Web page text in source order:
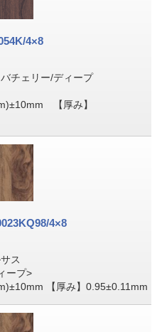
4×8
ェリー/ディープ
【厚み】
4×8
ス
ープ>
【厚み】0.95±0.11mm